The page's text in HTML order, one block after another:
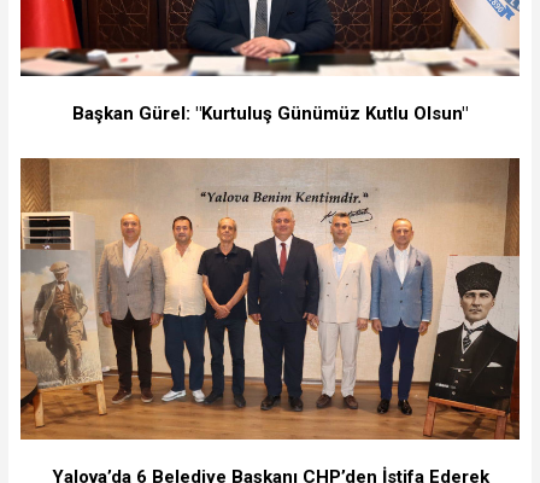
Başkan Gürel: "Kurtuluş Günümüz Kutlu Olsun"
Yalova’da 6 Belediye Başkanı CHP’den İstifa Ederek